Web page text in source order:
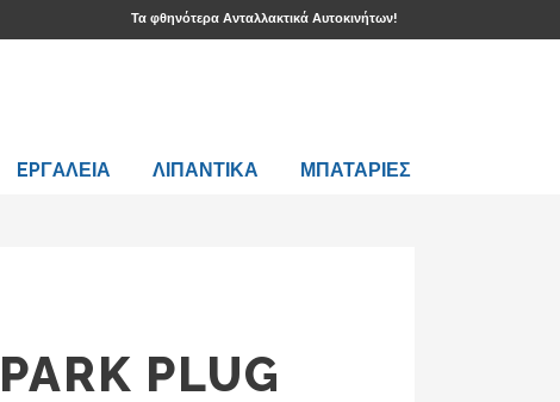
Τα φθηνότερα Ανταλλακτικά Αυτοκινήτων!
EPΓAΛΕΙΑ ΛΙΠΑΝΤΙΚΑ ΜΠΑΤΑΡΙΕΣ
PLUG